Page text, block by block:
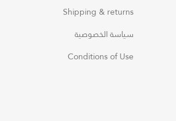
Shipping & returns
سياسة الخصوصية
Conditions of Use